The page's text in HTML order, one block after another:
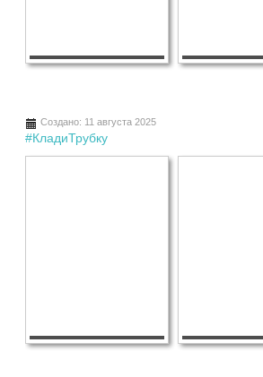
Создано: 11 августа 2025
#КладиТрубку